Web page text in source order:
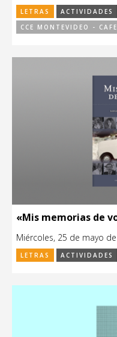
LETRAS
ACTIVIDADES
CCE MONTEVIDEO -
«Mis memorias de
Miércoles, 25 de mayo de
LETRAS ACTIVIDADES